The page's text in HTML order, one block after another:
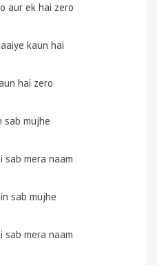
aur ek hai zero
kaun hai
hai zero
sab mujhe
mera naam
sab mujhe
mera naam